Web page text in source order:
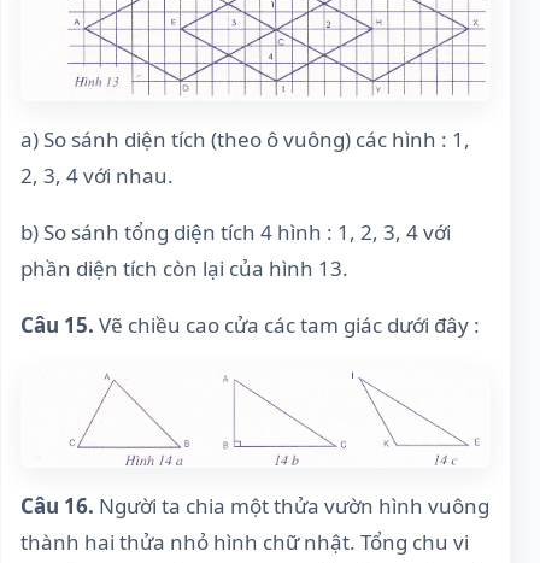
a) So sánh diện tích (theo ô vuông) các hình : 1,
2, 3, 4 với nhau.
b) So sánh tổng diện tích 4 hình : 1, 2, 3, 4 với
phần diện tích còn lại của hình 13.
Câu 15. Vẽ chiều cao cửa các tam giác dưới đây :
Câu 16. Người ta chia một thửa vườn hình vuông
thành hai thửa nhỏ hình chữ nhật. Tổng chu vi